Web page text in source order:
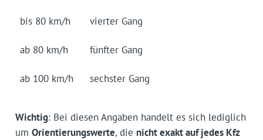
bis 80 km/h vierter Gang
ab 80 km/h fünfter Gang
ab 100 km/h sechster Gang
Wichtig: Bei diesen Angaben handelt es sich lediglich
um Orientierungswerte, die nicht exakt auf jedes Kfz